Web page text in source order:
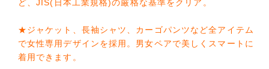
ど、JIS(日本工業規格)の厳格な基準をクリア。
★ジャケット、長袖シャツ、カーゴパンツなど全アイテム
で女性専用デザインを採用。男女ペアで美しくスマートに
着用できます。